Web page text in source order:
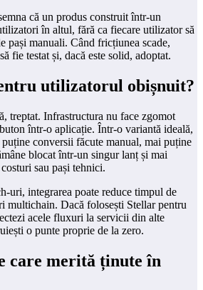
că un produs construit într-un
în altul, fără ca fiecare utilizator să
pași manuali. Când fricțiunea scade,
fie testat și, dacă este solid, adoptat.
utilizatorul obișnuit?
treptat. Infrastructura nu face zgomot
într-o aplicație. Într-o variantă ideală,
conversii făcute manual, mai puține
blocat într-un singur lanț și mai
sau pași tehnici.
uri, integrarea poate reduce timpul de
multichain. Dacă folosești Stellar pentru
acele fluxuri la servicii din alte
o punte proprie de la zero.
care merită ținute în